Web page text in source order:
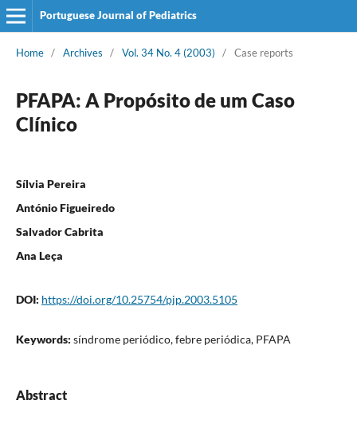
Portuguese Journal of Pediatrics
Home / Archives / Vol. 34 No. 4 (2003) / Case reports
PFAPA: A Propósito de um Caso
Clínico
Sílvia Pereira
António Figueiredo
Salvador Cabrita
Ana Leça
DOI: https://doi.org/10.25754/pjp.2003.5105
Keywords: síndrome periódico, febre periódica, PFAPA
Abstract